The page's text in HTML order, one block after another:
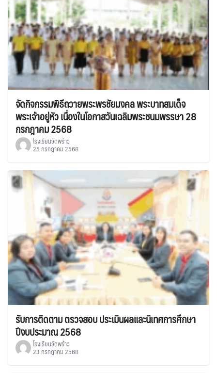
จัดกิจกรรมพิธีถวายพระพรชัยมงคล พระบาทสมเด็จ
พระเจ้าอยู่หัว เนื่องในโอกาสวันเฉลิมพระชนมพรรษา 28
กรกฎาคม 2568
โรงเรียนวัดพร้าว
25 กรกฎาคม 2568
รับการติดตาม ตรวจสอบ ประเมินผลและนิเทศการศึกษา
ปีงบประมาณ 2568
โรงเรียนวัดพร้าว
23 กรกฎาคม 2568